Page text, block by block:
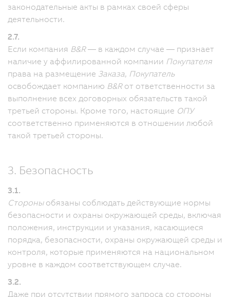
законодательные акты в рамках своей сферы
деятельности.
2.7.
Если компания B&R— в каждом случае — признает
наличие у аффилированной компании Покупателя
права на размещение Заказа, Покупатель
освобождает компанию B&Rот ответственности за
выполнение всех договорных обязательств такой
третьей стороны. Кроме того, настоящие ОПУ
соответственно применяются в отношении любой
такой третьей стороны.
3. Безопасность
3.1.
Стороныобязаны соблюдать действующие нормы
безопасности и охраны окружающей среды, включая
положения, инструкции и указания, касающиеся
порядка, безопасности, охраны окружающей среды и
контроля, которые применяются на национальном
уровне в каждом соответствующем случае.
3.2.
Даже при отсутствии прямого запроса со стороны